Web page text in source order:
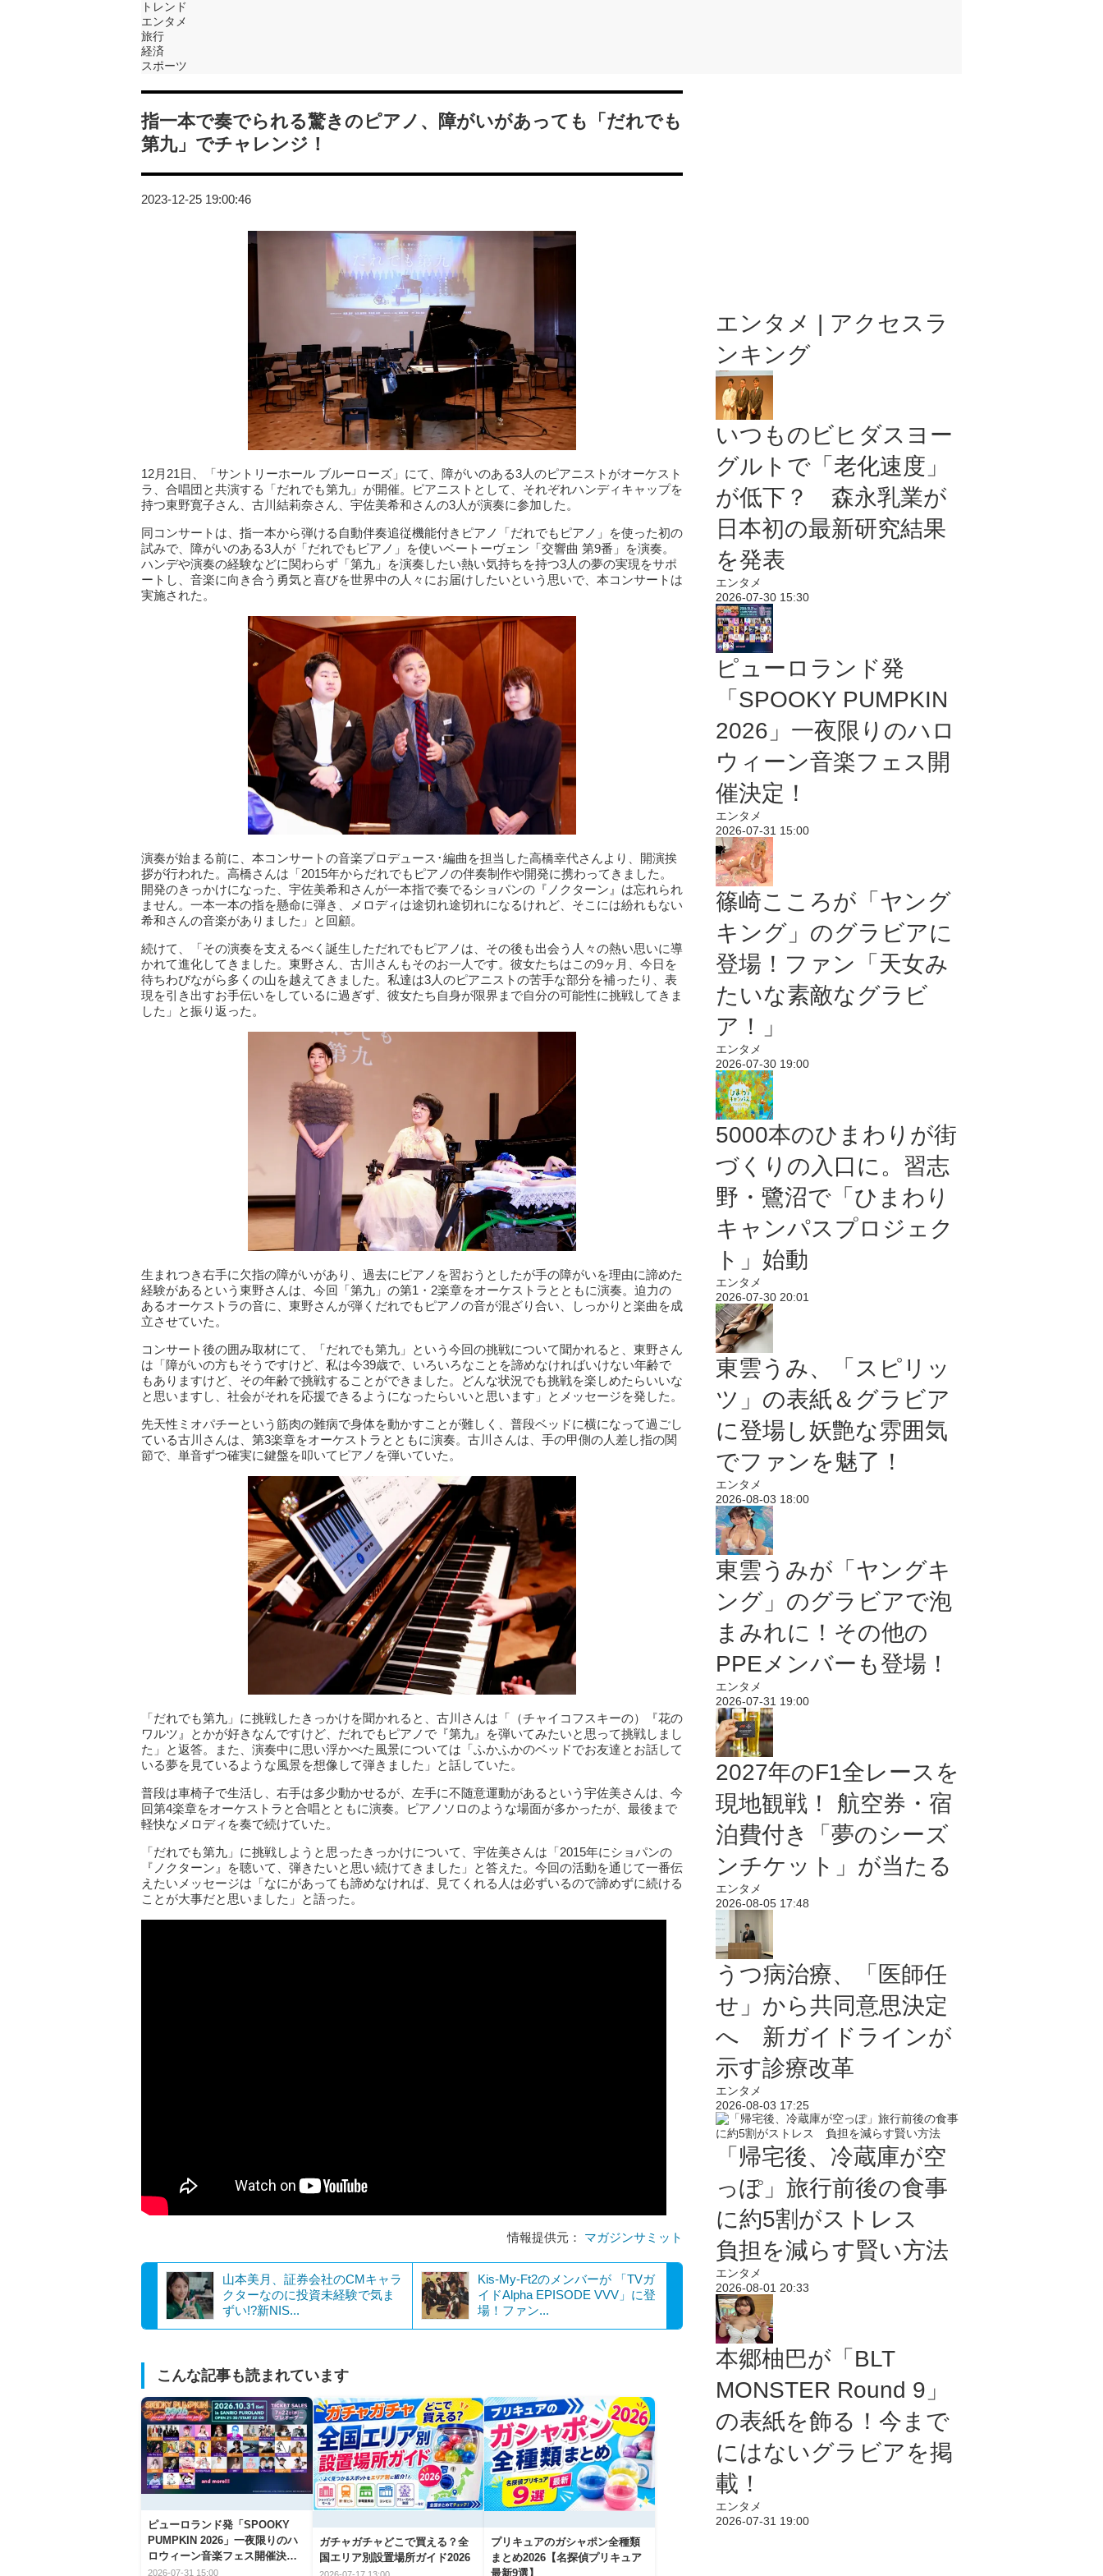
トレンド
エンタメ
旅行
経済
スポーツ
指一本で奏でられる驚きのピアノ、障がいがあっても「だれでも
第九」でチャレンジ！
2023-12-25 19:00:46
12月21日、「サントリーホール ブルーローズ」にて、障がいのある3人のピアニストがオーケスト
ラ、合唱団と共演する「だれでも第九」が開催。ピアニストとして、それぞれハンディキャップを
持つ東野寛子さん、古川結莉奈さん、宇佐美希和さんの3人が演奏に参加した。
同コンサートは、指一本から弾ける自動伴奏追従機能付きピアノ「だれでもピアノ」を使った初の
試みで、障がいのある3人が「だれでもピアノ」を使いベートーヴェン「交響曲 第9番」を演奏。
ハンデや演奏の経験などに関わらず「第九」を演奏したい熱い気持ちを持つ3人の夢の実現をサポ
ートし、音楽に向き合う勇気と喜びを世界中の人々にお届けしたいという思いで、本コンサートは
実施された。
演奏が始まる前に、本コンサートの音楽プロデュース･編曲を担当した高橋幸代さんより、開演挨
拶が行われた。高橋さんは「2015年からだれでもピアノの伴奏制作や開発に携わってきました。
開発のきっかけになった、宇佐美希和さんが一本指で奏でるショパンの『ノクターン』は忘れられ
ません。一本一本の指を懸命に弾き、メロディは途切れ途切れになるけれど、そこには紛れもない
希和さんの音楽がありました」と回顧。
続けて、「その演奏を支えるべく誕生しただれでもピアノは、その後も出会う人々の熱い思いに導
かれて進化してきました。東野さん、古川さんもそのお一人です。彼女たちはこの9ヶ月、今日を
待ちわびながら多くの山を越えてきました。私達は3人のピアニストの苦手な部分を補ったり、表
現を引き出すお手伝いをしているに過ぎず、彼女たち自身が限界まで自分の可能性に挑戦してきま
した」と振り返った。
生まれつき右手に欠指の障がいがあり、過去にピアノを習おうとしたが手の障がいを理由に諦めた
経験があるという東野さんは、今回「第九」の第1・2楽章をオーケストラとともに演奏。迫力の
あるオーケストラの音に、東野さんが弾くだれでもピアノの音が混ざり合い、しっかりと楽曲を成
立させていた。
コンサート後の囲み取材にて、「だれでも第九」という今回の挑戦について聞かれると、東野さん
は「障がいの方もそうですけど、私は今39歳で、いろいろなことを諦めなければいけない年齢で
もありますけど、その年齢で挑戦することができました。どんな状況でも挑戦を楽しめたらいいな
と思いますし、社会がそれを応援できるようになったらいいと思います」とメッセージを発した。
先天性ミオパチーという筋肉の難病で身体を動かすことが難しく、普段ベッドに横になって過ごし
ている古川さんは、第3楽章をオーケストラとともに演奏。古川さんは、手の甲側の人差し指の関
節で、単音ずつ確実に鍵盤を叩いてピアノを弾いていた。
「だれでも第九」に挑戦したきっかけを聞かれると、古川さんは「（チャイコフスキーの）『花の
ワルツ』とかが好きなんですけど、だれでもピアノで『第九』を弾いてみたいと思って挑戦しまし
た」と返答。また、演奏中に思い浮かべた風景については「ふかふかのベッドでお友達とお話して
いる夢を見ているような風景を想像して弾きました」と話していた。
普段は車椅子で生活し、右手は多少動かせるが、左手に不随意運動があるという宇佐美さんは、今
回第4楽章をオーケストラと合唱とともに演奏。ピアノソロのような場面が多かったが、最後まで
軽快なメロディを奏で続けていた。
「だれでも第九」に挑戦しようと思ったきっかけについて、宇佐美さんは「2015年にショパンの
『ノクターン』を聴いて、弾きたいと思い続けてきました」と答えた。今回の活動を通じて一番伝
えたいメッセージは「なにがあっても諦めなければ、見てくれる人は必ずいるので諦めずに続ける
ことが大事だと思いました」と語った。
情報提供元： マガジンサミット
山本美月、証券会社のCMキャラ
クターなのに投資未経験で気ま
ずい!?新NIS...
Kis-My-Ft2のメンバーが 「TVガ
イドAlpha EPISODE VVV」に登
場！ファン...
こんな記事も読まれています
ピューロランド発「SPOOKY
PUMPKIN 2026」一夜限りのハ
ロウィーン音楽フェス開催決
定！
2026-07-31 15:00
ガチャガチャどこで買える？全
国エリア別設置場所ガイド2026
プリキュアのガシャポン全種類
まとめ2026【名探偵プリキュア
最新9選】
エンタメ | アクセスラ
ンキング
いつものビヒダスヨー
グルトで「老化速度」
が低下？ 森永乳業が
日本初の最新研究結果
を発表
エンタメ
2026-07-30 15:30
ピューロランド発
「SPOOKY PUMPKIN
2026」一夜限りのハロ
ウィーン音楽フェス開
催決定！
エンタメ
2026-07-31 15:00
篠崎こころが「ヤング
キング」のグラビアに
登場！ファン「天女み
たいな素敵なグラビ
ア！」
エンタメ
2026-07-30 19:00
5000本のひまわりが街
づくりの入口に。習志
野・鷺沼で「ひまわり
キャンパスプロジェク
ト」始動
エンタメ
2026-07-30 20:01
東雲うみ、「スピリッ
ツ」の表紙＆グラビア
に登場し妖艶な雰囲気
でファンを魅了！
エンタメ
2026-08-03 18:00
東雲うみが「ヤングキ
ング」のグラビアで泡
まみれに！その他の
PPEメンバーも登場！
エンタメ
2026-07-31 19:00
2027年のF1全レースを
現地観戦！ 航空券・宿
泊費付き「夢のシーズ
ンチケット」が当たる
エンタメ
2026-08-05 17:48
うつ病治療、「医師任
せ」から共同意思決定
へ 新ガイドラインが
示す診療改革
エンタメ
2026-08-03 17:25
「帰宅後、冷蔵庫が空
っぽ」旅行前後の食事
に約5割がストレス
負担を減らす賢い方法
エンタメ
2026-08-01 20:33
本郷柚巴が「BLT
MONSTER Round 9」
の表紙を飾る！今まで
にはないグラビアを掲
載！
エンタメ
2026-07-31 19:00